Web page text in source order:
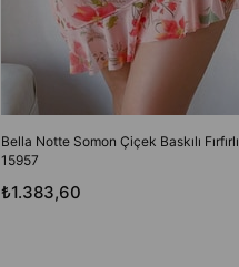
Bella Notte Somon Çiçek Baskılı
15957
₺1.383,60